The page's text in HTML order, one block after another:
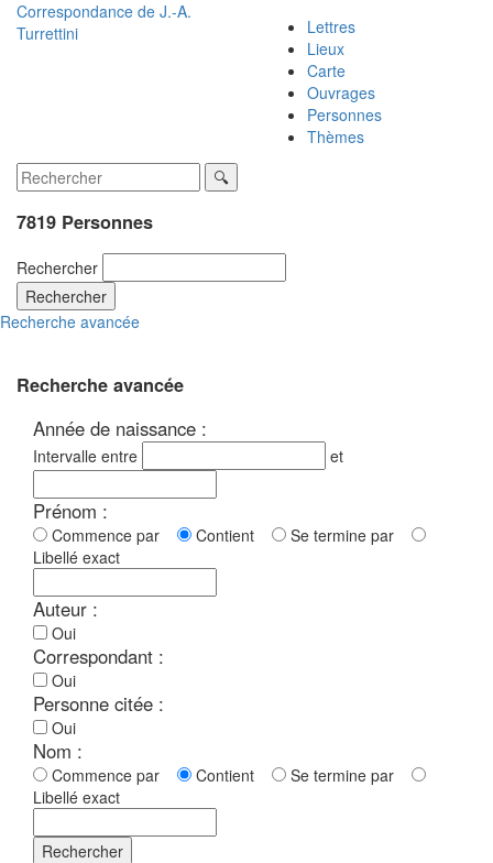
Correspondance de J.-A.
Turrettini
Lettres
Lieux
Carte
Ouvrages
Personnes
Thèmes
7819 Personnes
Rechercher
Rechercher
Recherche avancée
Recherche avancée
Année de naissance :
Intervalle entre et
Prénom :
Commence par Contient
Se termine par
Libellé exact
Auteur :
Oui
Correspondant :
Oui
Personne citée :
Oui
Nom :
Commence par Contient
Se termine par
Libellé exact
Rechercher